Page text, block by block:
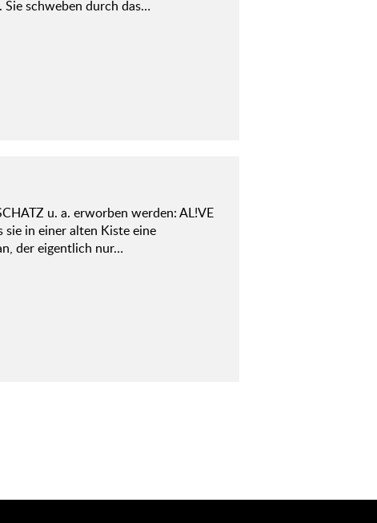
Sie schweben durch das…
u. a. erworben werden: AL!VE
sie in einer alten Kiste eine
der eigentlich nur…